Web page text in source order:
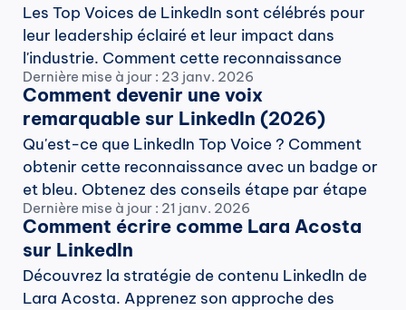
Les Top Voices de LinkedIn sont célébrés pour
leur leadership éclairé et leur impact dans
l'industrie. Comment cette reconnaissance
renforce la crédibilité et ouvre des opportunités.
Dernière mise à jour : 23 janv. 2026
Comment devenir une voix
remarquable sur LinkedIn (2026)
Qu'est-ce que LinkedIn Top Voice ? Comment
obtenir cette reconnaissance avec un badge or
et bleu. Obtenez des conseils étape par étape
sur la façon d'y parvenir et de tirer le meilleur
parti de ses avantages.
Dernière mise à jour : 21 janv. 2026
Comment écrire comme Lara Acosta
sur LinkedIn
Découvrez la stratégie de contenu LinkedIn de
Lara Acosta. Apprenez son approche des